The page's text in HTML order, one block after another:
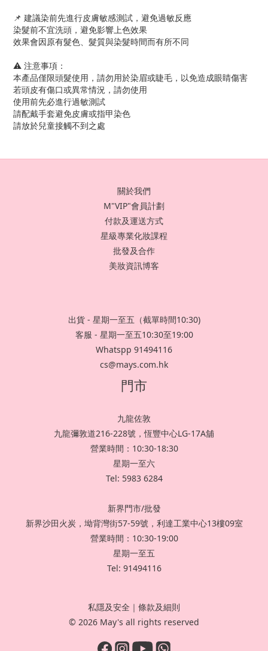
📌 建議染前先進行皮膚敏感測試，避免過敏反應
染髮前不宜洗頭，避免影響上色效果
效果會因原有髮色、髮質與染髮時間而有所不同
⚠️ 注意事項：
本產品僅限頭髮使用，請勿用於染眉或睫毛，以免造成眼睛傷害
若頭皮有傷口或異常情況，請勿使用
使用前先必進行過敏測試
請配戴手套避免皮膚或指甲染色
請放於兒童接觸不到之處
關於我們
M"VIP"會員計劃
付款及運送方式
星級專業化妝課程
批發及合作
美妝資訊博客
出貨 - 星期一至五（截單時間10:30)
客服 - 星期一至五10:30至19:00
Whatspp 91494116
cs@mays.com.hk
門市
九龍佐敦
九龍彌敦道216-228號，恆豐中心LG-17A舖
營業時間：10:30-18:30
星期一至六
Tel: 5983 6284
新界門市/批發
新界沙田火炭，坳背灣街57-59號，利達工業中心13樓09室
營業時間：10:30-19:00
星期一至五
Tel: 91494116
私隱及安全 ｜ 條款及細則
© 2026 May's all rights reserved